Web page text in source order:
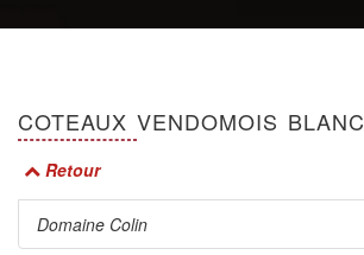
COTEAUX VENDOMOIS BLANC
Retour
Domaine Colin